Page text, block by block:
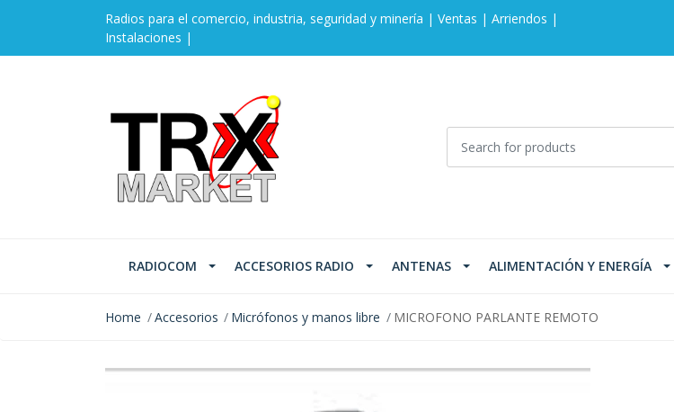
Radios para el comercio, industria, seguridad y minería | Ventas | Arriendos |
Instalaciones |
RADIOCOM ACCESORIOS RADIO ANTENAS ALIMENTACIÓN Y ENERGÍA
Home Accesorios Micrófonos y manos libre MICROFONO PARLANTE REMOTO